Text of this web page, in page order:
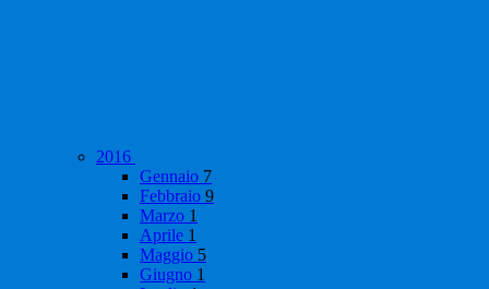
2016
Gennaio 7
Febbraio 9
Marzo 1
Aprile 1
Maggio 5
Giugno 1